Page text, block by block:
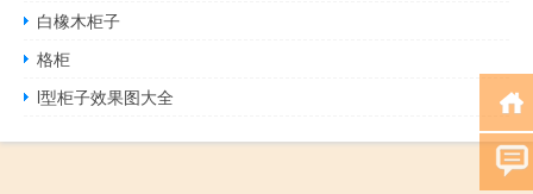
白橡木柜子
格柜
l型柜子效果图大全